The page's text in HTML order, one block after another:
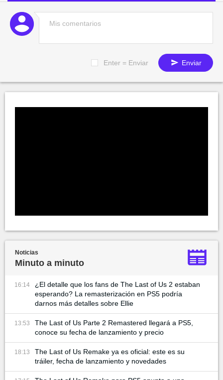
Enter = Enviar Enviar
Noticias
Minuto a minuto
16:14
¿El detalle que los fans de The Last of Us 2 estaban
esperando? La remasterización en PS5 podría
darnos más detalles sobre Ellie
13:53
The Last of Us Parte 2 Remastered llegará a PS5,
conoce su fecha de lanzamiento y precio
18:13
The Last of Us Remake ya es oficial: este es su
tráiler, fecha de lanzamiento y novedades